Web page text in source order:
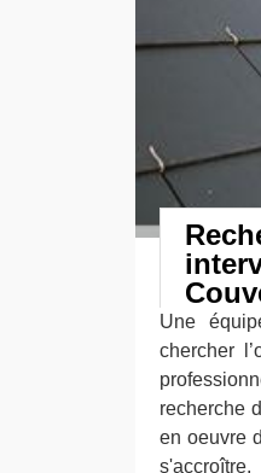
Une
chercher
recherche
en oeuvre